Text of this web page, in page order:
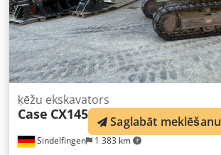
Sindelfingen 1 383 km
ķēžu ekskavators
Case CX145C SRSaglabāt meklēšanu